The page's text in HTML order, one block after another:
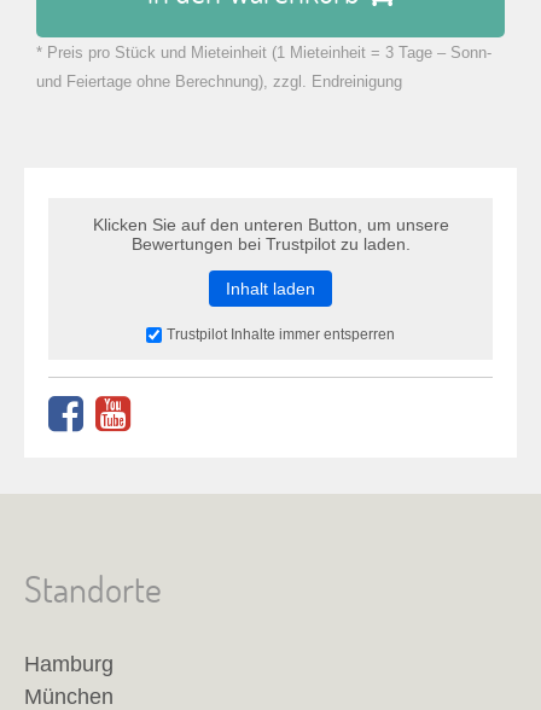
zu Warenkorb hinzugefügt.
* Preis pro Stück und Mieteinheit (1 Mieteinheit = 3 Tage – Sonn-
und Feiertage ohne Berechnung), zzgl. Endreinigung
Klicken Sie auf den unteren Button, um unsere
Bewertungen bei Trustpilot zu laden.
Inhalt laden
Trustpilot Inhalte immer entsperren
Standorte
Hamburg
München